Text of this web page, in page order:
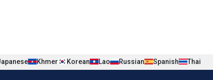
Khmer Korean Lao Russian Spanish Thai